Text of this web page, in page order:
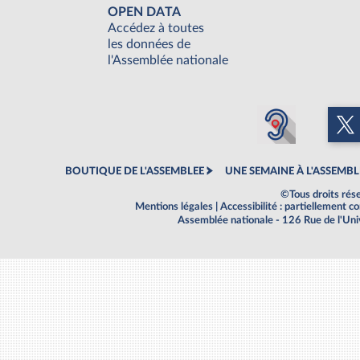
OPEN DATA
Accédez à toutes
les données de
l'Assemblée nationale
BOUTIQUE DE L'ASSEMBLEE UNE SEMAINE À
©Tous droits
Mentions légales
Accessibilité : partiellement
Assemblée nationale - 126 Rue de